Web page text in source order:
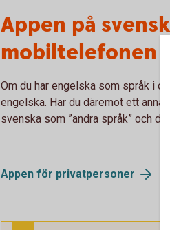
Appen på
mobiltelefonen
Om du har engelska som språk i
engelska. Har du däremot ett
svenska som ”andra språk” och
Appen för privatpersoner